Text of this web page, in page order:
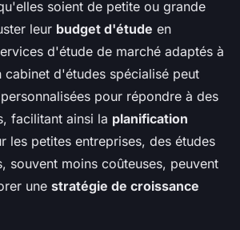
soient de petite ou grande
leur budget d'étude en
d'étude de marché adaptés à
cabinet d'études spécialisé peut
pour répondre à des
facilitant ainsi la planification
les petites entreprises, des études
souvent moins coûteuses, peuvent
une stratégie de croissance